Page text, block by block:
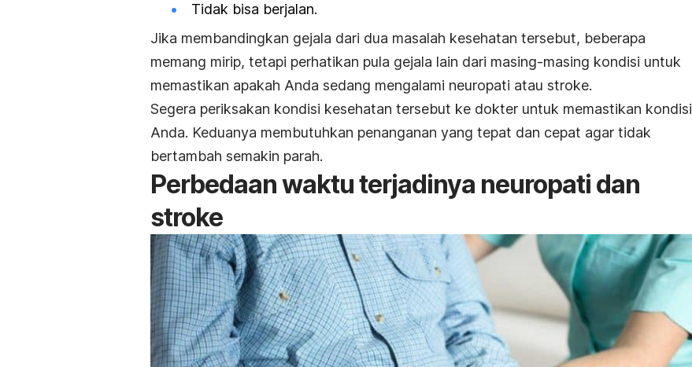
Tidak bisa berjalan.
Jika membandingkan gejala dari dua masalah kesehatan tersebut, beberapa
memang mirip, tetapi perhatikan pula gejala lain dari masing-masing kondisi untuk
memastikan apakah Anda sedang mengalami neuropati atau stroke.
Segera periksakan kondisi kesehatan tersebut ke dokter untuk memastikan kondisi
Anda. Keduanya membutuhkan penanganan yang tepat dan cepat agar tidak
bertambah semakin parah.
Perbedaan waktu terjadinya neuropati dan
stroke